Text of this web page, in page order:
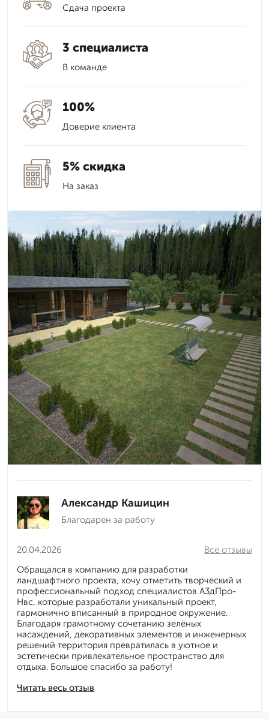
Сдача проекта
3 специалиста
В команде
100%
Доверие клиента
5% скидка
На заказ
Александр Кашицин
Благодарен за работу
20.04.2026
Читать весь отзыв
Все отзывы
Обращался в компанию для разработки
ландшафтного проекта, хочу отметить творческий и
профессиональный подход специалистов А3дПро-
Нвс, которые разработали уникальный проект,
гармонично вписанный в природное окружение.
Благодаря грамотному сочетанию зелёных
насаждений, декоративных элементов и инженерных
решений территория превратилась в уютное и
эстетически привлекательное пространство для
отдыха. Большое спасибо за работу!